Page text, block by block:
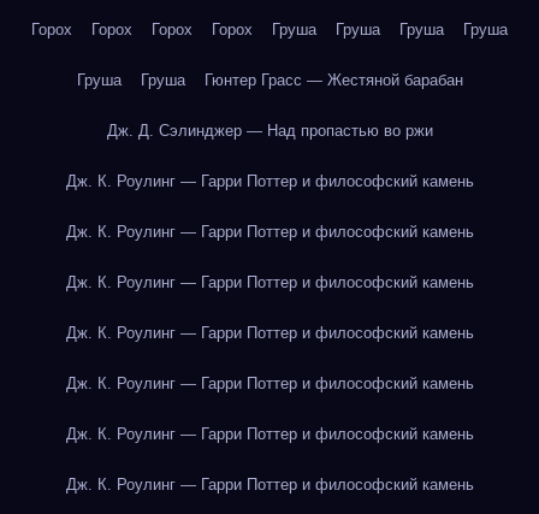
Горох Горох Горох Горох Груша Груша Груша Груша
Груша Груша Гюнтер Грасс — Жестяной барабан
Дж. Д. Сэлинджер — Над пропастью во ржи
Дж. К. Роулинг — Гарри Поттер и философский камень
Дж. К. Роулинг — Гарри Поттер и философский камень
Дж. К. Роулинг — Гарри Поттер и философский камень
Дж. К. Роулинг — Гарри Поттер и философский камень
Дж. К. Роулинг — Гарри Поттер и философский камень
Дж. К. Роулинг — Гарри Поттер и философский камень
Дж. К. Роулинг — Гарри Поттер и философский камень